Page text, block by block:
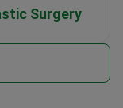
Surgery